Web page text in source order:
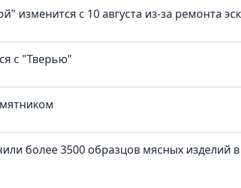
изменится с 10 августа из-за ремонта
с "Тверью"
более 3500 образцов мясных изделий